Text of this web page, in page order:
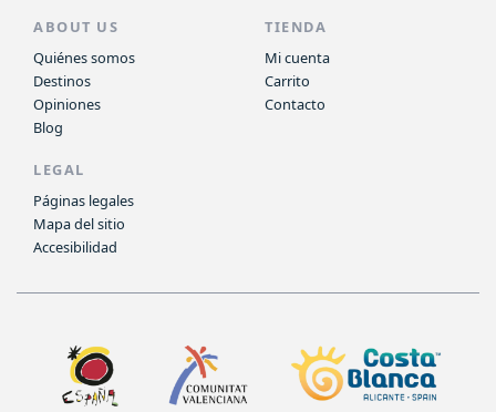
ABOUT US
Quiénes somos
Destinos
Opiniones
Blog
TIENDA
Mi cuenta
Carrito
Contacto
LEGAL
Páginas legales
Mapa del sitio
Accesibilidad